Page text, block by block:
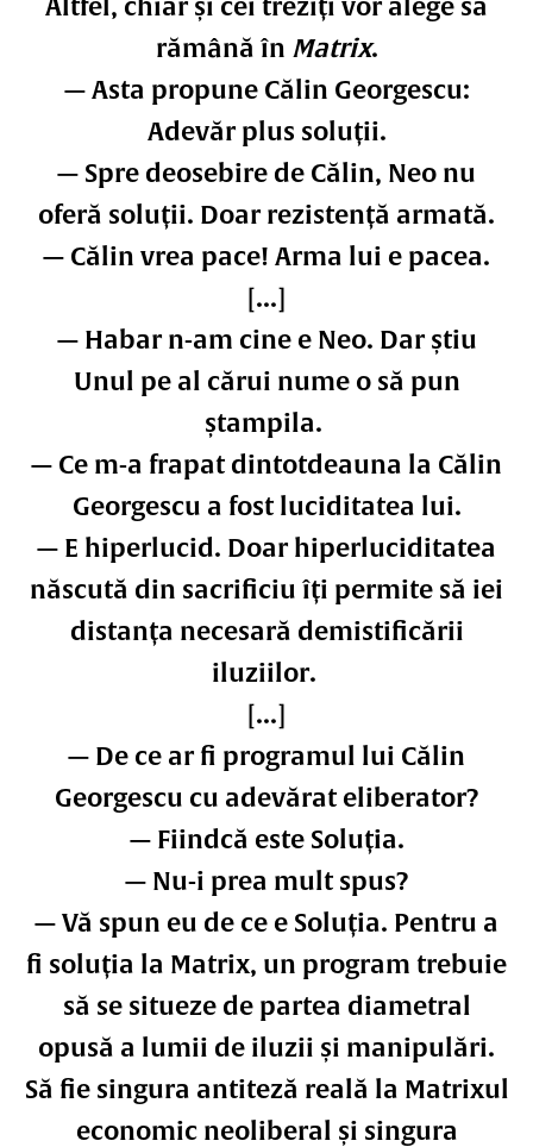
Altfel, chiar și cei treziți vor alege să
rămână în Matrix.
— Asta propune Călin Georgescu:
Adevăr plus soluții.
— Spre deosebire de Călin, Neo nu
oferă soluții. Doar rezistență armată.
— Călin vrea pace! Arma lui e pacea.
[...]
— Habar n-am cine e Neo. Dar știu
Unul pe al cărui nume o să pun
ștampila.
— Ce m-a frapat dintotdeauna la Călin
Georgescu a fost luciditatea lui.
— E hiperlucid. Doar hiperluciditatea
născută din sacrificiu îți permite să iei
distanța necesară demistificării
iluziilor.
[...]
— De ce ar fi programul lui Călin
Georgescu cu adevărat eliberator?
— Fiindcă este Soluția.
— Nu-i prea mult spus?
— Vă spun eu de ce e Soluția. Pentru a
fi soluția la Matrix, un program trebuie
să se situeze de partea diametral
opusă a lumii de iluzii și manipulări.
Să fie singura antiteză reală la Matrixul
economic neoliberal și singura